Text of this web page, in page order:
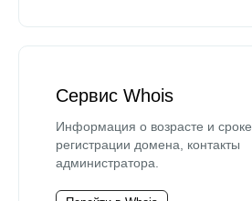
Сервис Whois
Информация о возрасте и сроке
регистрации домена, контакты
администратора.